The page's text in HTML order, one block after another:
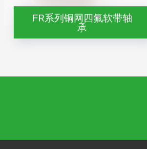
FR系列铜网四氟软带轴
承